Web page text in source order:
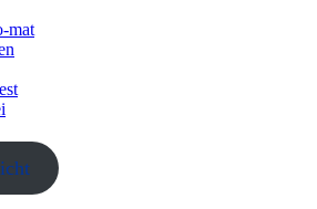
mat